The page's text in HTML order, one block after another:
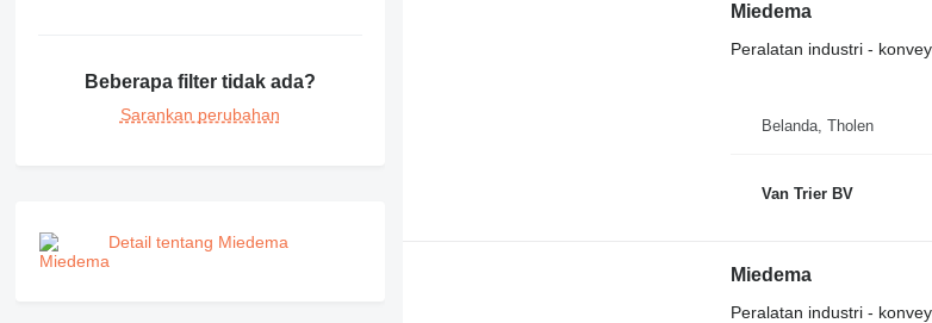
Beberapa filter tidak ada?
Sarankan perubahan
Detail tentang Miedema
Miedema
Peralatan industri -
Belanda, Tholen
Van Trier BV
Miedema
Peralatan industri -